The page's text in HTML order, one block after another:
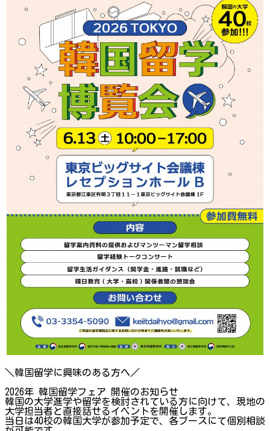
＼韓国留学に興味のある方へ／
2026年 韓国留学フェア 開催のお知らせ
韓国の大学進学や留学を検討されている方に向けて、現地の
大学担当者と直接話せるイベントを開催します。
当日は40校の韓国大学が参加予定で、各ブースにて個別相談